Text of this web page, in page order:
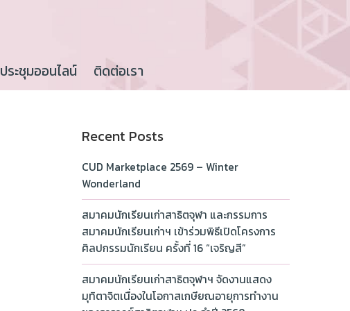
ประชุมออนไลน์ ติดต่อเรา
Recent Posts
CUD Marketplace 2569 – Winter
Wonderland
สมาคมนักเรียนเก่าสาธิตจุฬา และกรรมการ
สมาคมนักเรียนเก่าฯ เข้าร่วมพิธีเปิดโครงการ
ศิลปกรรมนักเรียน ครั้งที่ 16 “เจริญสี”
สมาคมนักเรียนเก่าสาธิตจุฬาฯ จัดงานแสดง
มุทิตาจิตเนื่องในโอกาสเกษียณอายุการทำงาน